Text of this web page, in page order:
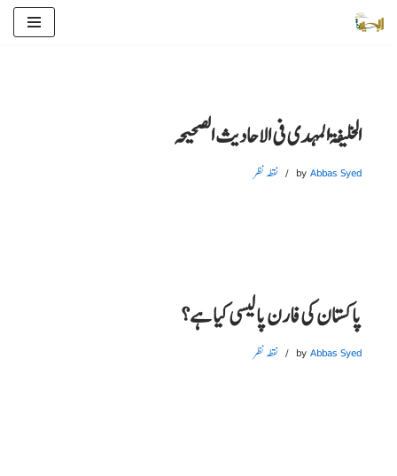
الخلیفۃ المہدی فی الاحادیث الصحیحہ
by Abbas Syed نقطہ نظر
پاکستان کی فارن پالیسی کیا ہے؟
by Abbas Syed نقطہ نظر